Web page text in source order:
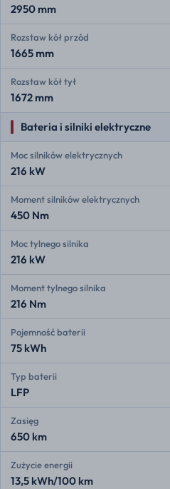
2950 mm
Rozstaw kół przód
1665 mm
Rozstaw kół tył
1672 mm
Bateria i silniki elektryczne
Moc silników elektrycznych
216 kW
Moment silników elektrycznych
450 Nm
Moc tylnego silnika
216 kW
Moment tylnego silnika
216 Nm
Pojemność baterii
75 kWh
Typ baterii
LFP
Zasięg
650 km
Zużycie energii
13,5 kWh/100 km